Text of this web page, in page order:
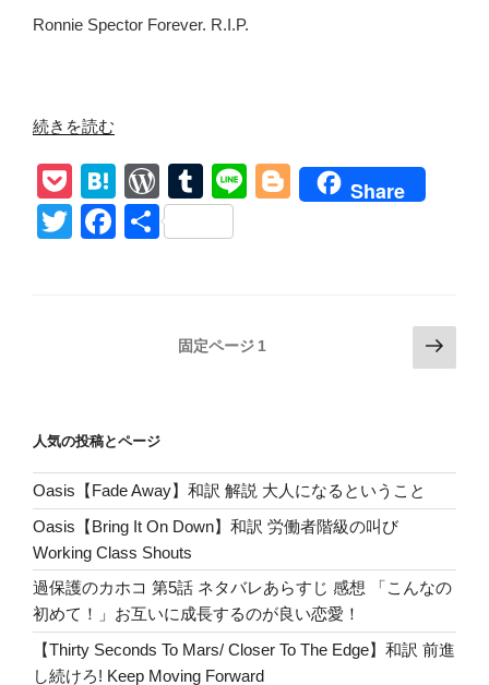
Ronnie Spector Forever. R.I.P.
“The
My
Baby】
和
ク
ロ
ニ
ー
よ
永
遠
に
Ronnie
続きを読む
P
o
ck
H
at
e
W
or
d
ss
T
u
m
Li
Bl
Share
T
F
o
k
共
ペ
ジ
送
り
固定ページ 1
次
の
人気の投稿とページ
Oasis【Fade Away】和訳 解説 大人になるということ
Oasis【Bring It On Down】和訳 労働者階級の叫び
Working Class Shouts
過保護のカホコ 第5話 ネタバレあらすじ 感想 「こんなの
初めて！」お互いに成長するのが良い恋愛！
【Thirty Seconds To Mars/ Closer To The Edge】和訳 前進
し続けろ! Keep Moving Forward